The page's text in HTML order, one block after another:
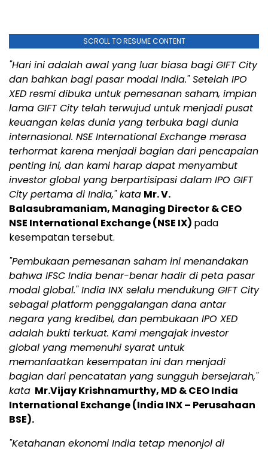
SCROLL TO RESUME CONTENT
"Hari ini adalah awal yang luar biasa bagi GIFT City
dan bahkan bagi pasar modal India." Setelah IPO
XED resmi dibuka untuk pemesanan saham, impian
lama GIFT City telah terwujud untuk menjadi pusat
keuangan kelas dunia yang terbuka bagi dunia
internasional. NSE International Exchange merasa
terhormat karena menjadi bagian dari pencapaian
penting ini, dan kami harap dapat menyambut
investor global yang berpartisipasi dalam IPO GIFT
City pertama di India," kata Mr. V.
Balasubramaniam, Managing Director & CEO
NSE International Exchange (NSE IX) pada
kesempatan tersebut.
"Pembukaan pemesanan saham ini menandakan
bahwa IFSC India benar-benar hadir di peta pasar
modal global." India INX selalu mendukung GIFT City
sebagai platform penggalangan dana antar
negara yang kredibel, dan pembukaan IPO XED
adalah bukti terkuat. Kami mengajak investor
global yang memenuhi syarat untuk
memanfaatkan kesempatan ini dan menjadi
bagian dari pencatatan yang sungguh bersejarah,"
kata Mr.Vijay Krishnamurthy, MD & CEO India
International Exchange (India INX – Perusahaan
BSE).
"Ketahanan ekonomi India tetap menonjol di